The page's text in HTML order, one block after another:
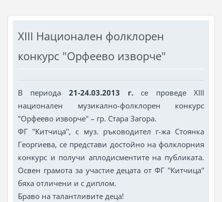
XIII Национален фолклорен
конкурс "Орфеево изворче"
В периода 21-24.03.2013 г.се проведе XIII
национален музикално-фолклорен конкурс
"Орфеево изворче" – гр. Стара Загора.
ФГ ''Китчица'', с муз. ръководител г-жа Стоянка
Георгиева, се представи достойно на фолклорния
конкурс и получи аплодисментите на публиката.
Освен грамота за участие децата от ФГ ''Китчица''
бяха отличени и с диплом.
Браво на талантливите деца!